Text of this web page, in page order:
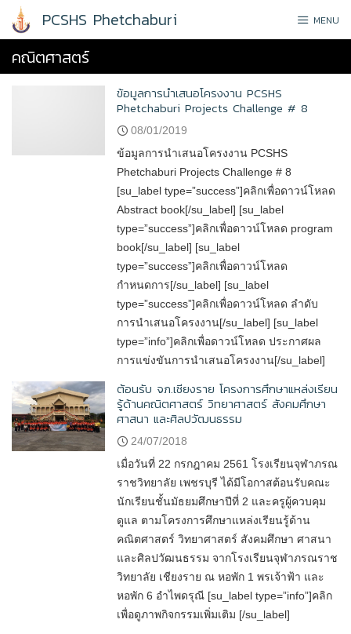
Skip
PCSHS Phetchaburi MENU
คณิตศาสตร์
ข้อมูลการนำเสนอโครงงาน PCSHS
Phetchaburi Projects Challenge # 8
08/01/2019
ข้อมูลการนำเสนอโครงงาน PCSHS
Phetchaburi Projects Challenge # 8
[su_label type=”success”]คลิกเพื่อดาวน์โหลด
Abstract book[/su_label] [su_label
type=”success”]คลิกเพื่อดาวน์โหลด program
book[/su_label] [su_label
type=”success”]คลิกเพื่อดาวน์โหลด
กำหนดการ[/su_label] [su_label
type=”success”]คลิกเพื่อดาวน์โหลด ลำดับ
การนำเสนอโครงงาน[/su_label] [su_label
type=”info”]คลิกเพื่อดาวน์โหลด ประกาศผล
การแข่งขันการนำเสนอโครงงาน[/su_label]
ต้อนรับ จภ.เชียงราย โครงการศึกษาแหล่งเรียน
รู้ด้านคณิตศาสตร์ วิทยาศาสตร์ สังคมศึกษา
ศาสนา และศิลปวัฒนธรรม
24/07/2018
เมื่อวันที่ 22 กรกฎาคม 2561 โรงเรียนจุฬาภรณ
ราชวิทยาลัย เพชรบุรี ได้มีโอกาสต้อนรับคณะ
นักเรียนชั้นมัธยมศึกษาปีที่ 2 และครูผู้ควบคุม
ดูแล ตามโครงการศึกษาแหล่งเรียนรู้ด้าน
คณิตศาสตร์ วิทยาศาสตร์ สังคมศึกษา ศาสนา
และศิลปวัฒนธรรม จากโรงเรียนจุฬาภรณราช
วิทยาลัย เชียงราย ณ หอพัก 1 พรเจ้าฟ้า และ
หอพัก 6 อำไพดรุณี [su_label type=”info”]คลิก
เพื่อดูภาพกิจกรรมเพิ่มเติม [/su_label]